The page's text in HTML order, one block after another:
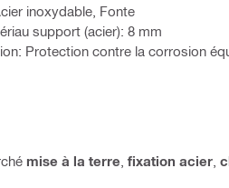
inoxydable, Fonte
support (acier): 8 mm
Protection contre la corrosion
mise à la terre fixation acier